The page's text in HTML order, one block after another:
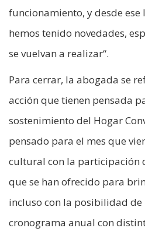
funcionamiento, y desde
hemos tenido novedades,
se vuelvan a realizar“.
Para cerrar, la abogada se
acción que tienen pensada
sostenimiento del Hogar
pensado para el mes que
cultural con la participación
que se han ofrecido para
incluso con la posibilidad
cronograma anual con